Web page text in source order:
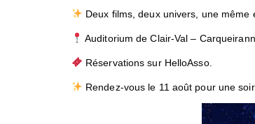
Deux films, deux univers, une
Auditorium de Clair-Val –
Réservations sur HelloAsso.
Rendez-vous le 11 août pour une